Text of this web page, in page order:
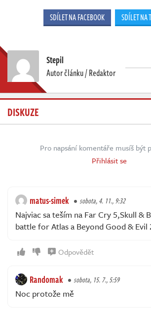
SDÍLET NA FACEBOOK SDÍLET NA
Stepil
Autor článku / Redaktor
DISKUZE
Pro napsání komentáře musíš být
Přihlásit se
matus-simek sobota, 4. 11., 9:32
Najviac sa teším na Far Cry 5,Skull &
battle for Atlas a Beyond Good & Evil
Odpovědět
Randomak sobota, 15. 7., 5:59
Noc protože mě